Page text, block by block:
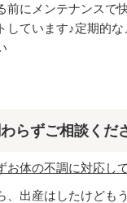
前にメンテナンスで
しています♪定期的な
らずご相談くだ
お体の不調に対応し
、出産はしたけども